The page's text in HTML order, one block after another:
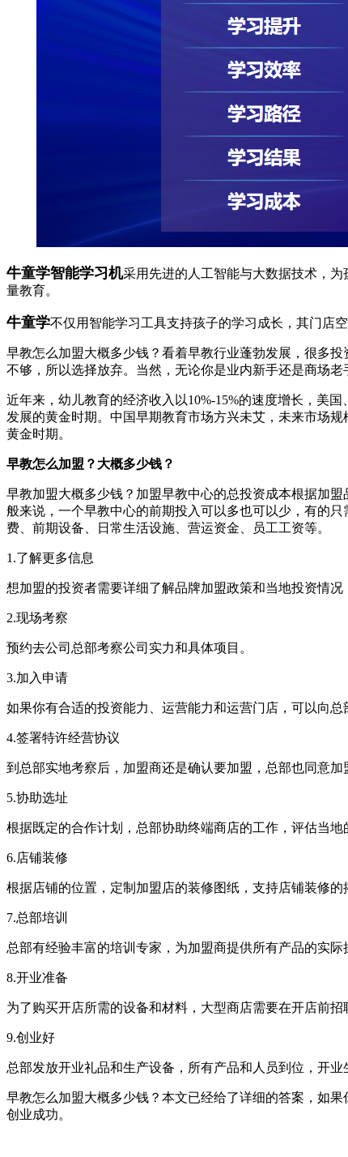
牛童学智能学习机采用先进的人工智能与大数据技术，
量教育。
牛童学不仅用智能学习工具支持孩子的学习成长，其门店
早教怎么加盟大概多少钱？看着早教行业蓬勃发展，很多投
不够，所以选择放弃。当然，无论你是业内新手还是商
近年来，幼儿教育的经济收入以10%-15%的速度增长，
发展的黄金时期。中国早期教育市场方兴未艾，未来市
黄金时期。
早教怎么加盟？大概多少钱？
早教加盟大概多少钱？加盟早教中心的总投资成本根据加盟品牌
般来说，一个早教中心的前期投入可以多也可以少，有的只
费、前期设备、日常生活设施、营运资金、员工工资等。
1.了解更多信息
想加盟的投资者需要详细了解品牌加盟政策和当地投资情况，
2.现场考察
预约去公司总部考察公司实力和具体项目。
3.加入申请
如果你有合适的投资能力、运营能力和运营门店，可以
4.签署特许经营协议
到总部实地考察后，加盟商还是确认要加盟，总部也同意加盟
5.协助选址
根据既定的合作计划，总部协助终端商店的工作，评估当地的
6.店铺装修
根据店铺的位置，定制加盟店的装修图纸，支持店铺装修的
7.总部培训
总部有经验丰富的培训专家，为加盟商提供所有产品的实际操作
8.开业准备
为了购买开店所需的设备和材料，大型商店需要在开店前招
9.创业好
总部发放开业礼品和生产设备，所有产品和人员到位，开业生意
早教怎么加盟大概多少钱？本文已经给了详细的答案，
创业成功。